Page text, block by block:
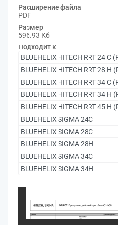
Расширение файла
PDF
Размер
596.93 Кб
Подходит к
BLUEHELIX HITECH RRT 24 C
BLUEHELIX HITECH RRT 28 H
BLUEHELIX HITECH RRT 34 C
BLUEHELIX HITECH RRT 34 H
BLUEHELIX HITECH RRT 45 H
BLUEHELIX SIGMA 24C
BLUEHELIX SIGMA 28C
BLUEHELIX SIGMA 28H
BLUEHELIX SIGMA 34C
BLUEHELIX SIGMA 34H